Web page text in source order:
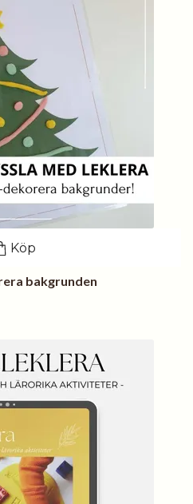
Köp
bakgrunden